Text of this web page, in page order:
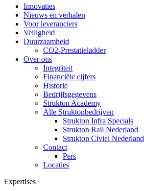
Innovaties
Nieuws en verhalen
Voor leveranciers
Veiligheid
Duurzaamheid
CO2-Prestatieladder
Over ons
Integriteit
Financiële cijfers
Historie
Bedrijfsgegevens
Strukton Academy
Alle Struktonbedrijven
Strukton Infra Specials
Strukton Rail Nederland
Strukton Civiel Nederland
Contact
Pers
Locaties
Expertises